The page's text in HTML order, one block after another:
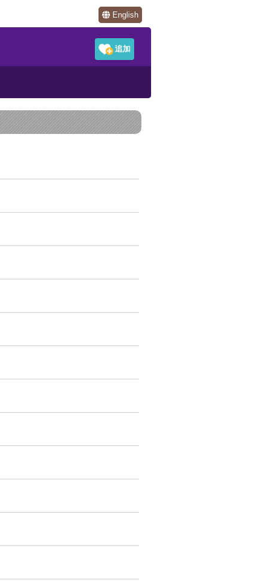
English